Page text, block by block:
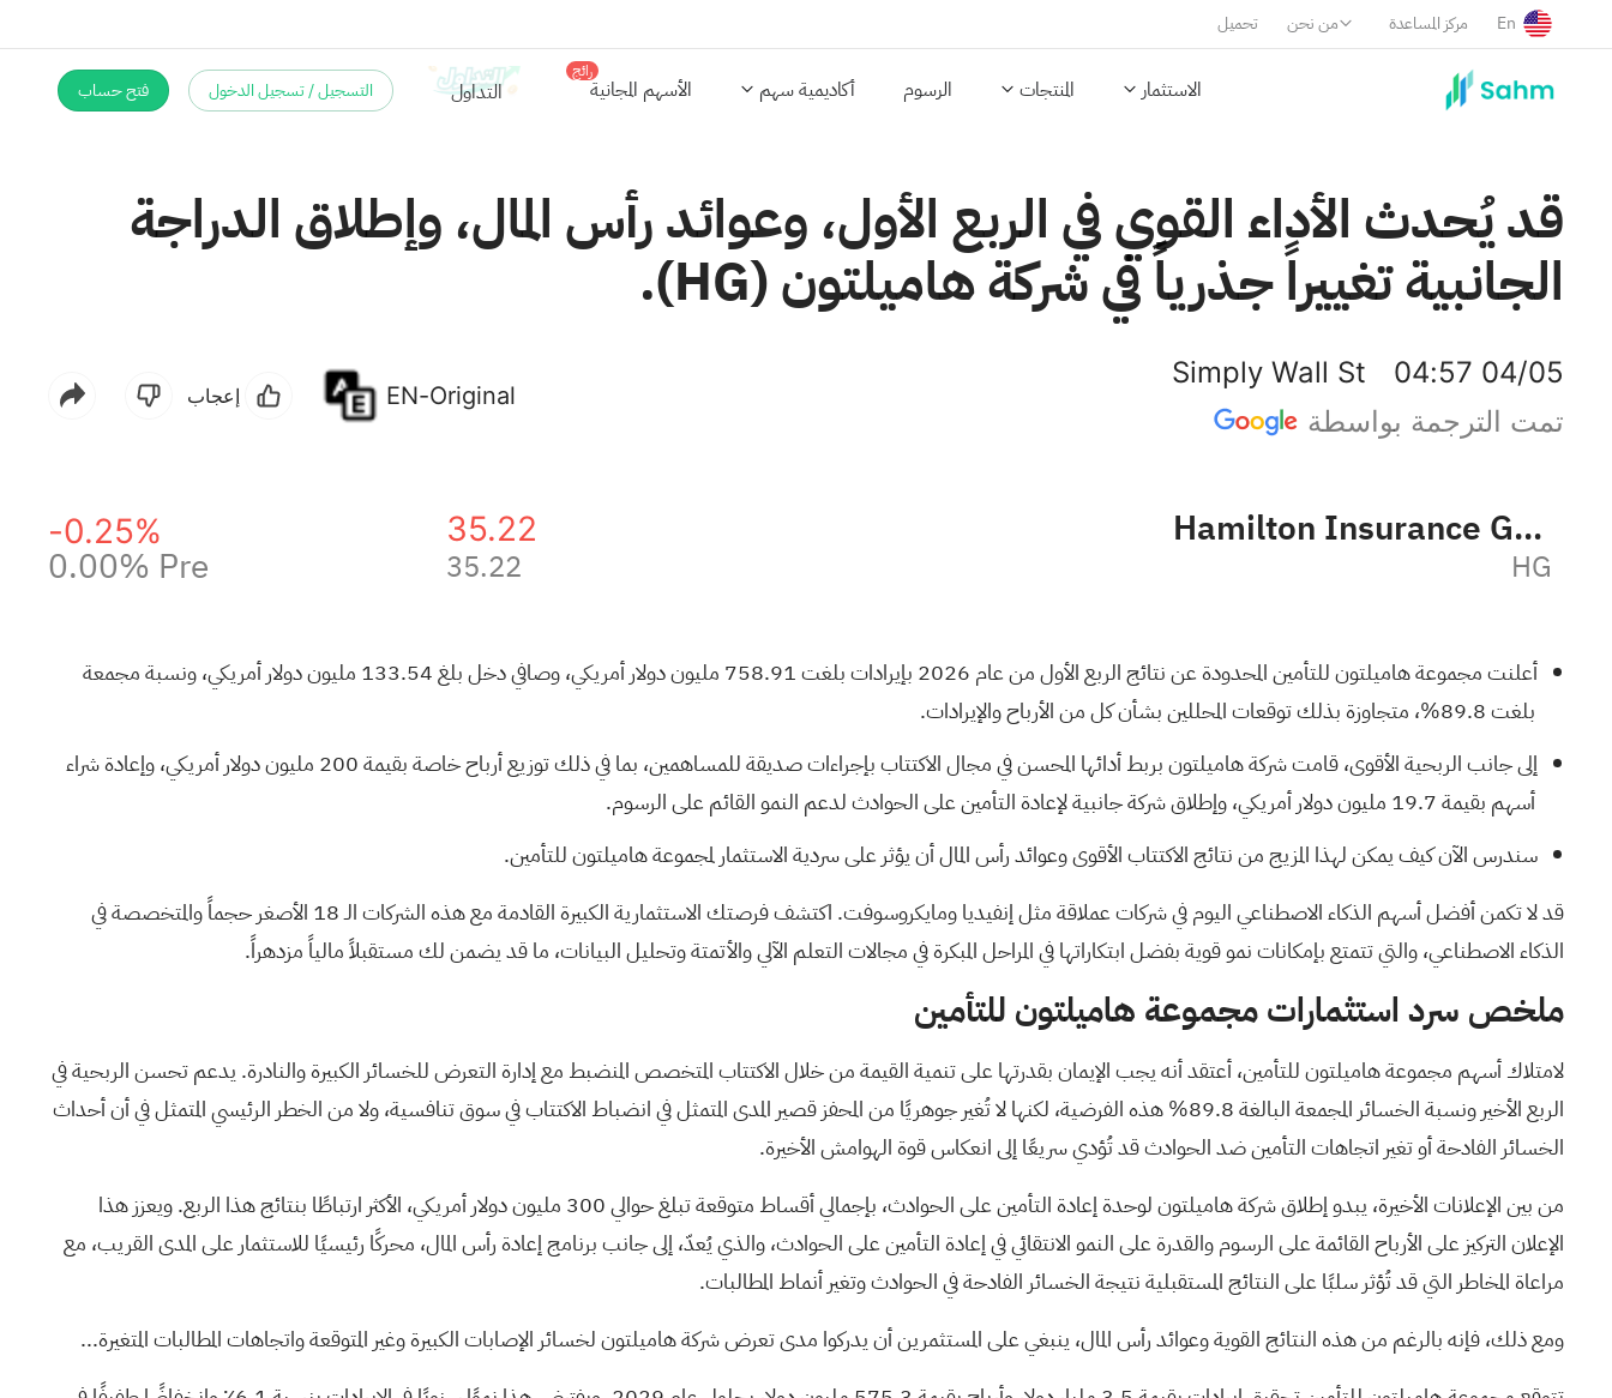
تحميل من نحن مركز المساعدة En
الاستثمار المنتجات الرسوم أكاديمية سهم الأسهم المجانية
رائج
التسجيل / تسجيل الدخول فتح حساب
قد يُحدث الأداء القوي في الربع الأول، وعوائد رأس المال، وإطلاق الدراجة
الجانبية تغييراً جذرياً في شركة هاميلتون (HG).
Simply Wall St
04:57 04/05
تمت الترجمة بواسطة
EN-Original إعجاب
Hamilton Insurance Group, Ltd. Class B
HG
35.22
35.22
-0.25%
0.00% Pre
أعلنت مجموعة هاميلتون للتأمين المحدودة عن نتائج الربع الأول من عام 2026 بإيرادات بلغت 758.91 مليون دولار أمريكي، وصافي دخل بلغ 133.54 مليون دولار أمريكي، ونسبة مجمعة
بلغت 89.8%، متجاوزة بذلك توقعات المحللين بشأن كل من الأرباح والإيرادات.
إلى جانب الربحية الأقوى، قامت شركة هاميلتون بربط أدائها المحسن في مجال الاكتتاب بإجراءات صديقة للمساهمين، بما في ذلك توزيع أرباح خاصة بقيمة 200 مليون دولار أمريكي، وإعادة شراء
أسهم بقيمة 19.7 مليون دولار أمريكي، وإطلاق شركة جانبية لإعادة التأمين على الحوادث لدعم النمو القائم على الرسوم.
سندرس الآن كيف يمكن لهذا المزيج من نتائج الاكتتاب الأقوى وعوائد رأس المال أن يؤثر على سردية الاستثمار لمجموعة هاميلتون للتأمين.
قد لا تكمن أفضل أسهم الذكاء الاصطناعي اليوم في شركات عملاقة مثل إنفيديا ومايكروسوفت. اكتشف فرصتك الاستثمارية الكبيرة القادمة مع هذه
الشركات الـ 18 الأصغر حجماً والمتخصصة في
الذكاء الاصطناعي، والتي تتمتع بإمكانات نمو قويةبفضل ابتكاراتها في المراحل المبكرة في مجالات التعلم الآلي والأتمتة وتحليل البيانات، ما قد يضمن لك مستقبلاً مالياً مزدهراً.
ملخص سرد استثمارات مجموعة هاميلتون للتأمين
لامتلاك أسهم مجموعة هاميلتون للتأمين، أعتقد أنه يجب الإيمان بقدرتها على تنمية القيمة من خلال الاكتتاب المتخصص المنضبط مع إدارة التعرض للخسائر الكبيرة والنادرة. يدعم تحسن الربحية في
الربع الأخير ونسبة الخسائر المجمعة البالغة 89.8% هذه الفرضية، لكنها لا تُغير جوهريًا من المحفز قصير المدى المتمثل في انضباط الاكتتاب في سوق تنافسية، ولا من الخطر الرئيسي المتمثل في أن أحداث
الخسائر الفادحة أو تغير اتجاهات التأمين ضد الحوادث قد تُؤدي سريعًا إلى انعكاس قوة الهوامش الأخيرة.
من بين الإعلانات الأخيرة، يبدو إطلاق شركة هاميلتون لوحدة إعادة التأمين على الحوادث، بإجمالي أقساط متوقعة تبلغ حوالي 300 مليون دولار أمريكي، الأكثر ارتباطًا بنتائج هذا الربع. ويعزز هذا
الإعلان التركيز على الأرباح القائمة على الرسوم والقدرة على النمو الانتقائي في إعادة التأمين على الحوادث، والذي يُعدّ، إلى جانب برنامج إعادة رأس المال، محركًا رئيسيًا للاستثمار على المدى القريب، مع
مراعاة المخاطر التي قد تُؤثر سلبًا على النتائج المستقبلية نتيجة الخسائر الفادحة في الحوادث وتغير أنماط المطالبات.
ومع ذلك، فإنه بالرغم من هذه النتائج القوية وعوائد رأس المال، ينبغي على المستثمرين أن يدركوا مدى تعرض شركة هاميلتون لخسائر الإصابات الكبيرة وغير المتوقعة واتجاهات المطالبات المتغيرة...